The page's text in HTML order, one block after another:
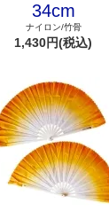
34cm
ナイロン/竹骨
1,430円(税込)